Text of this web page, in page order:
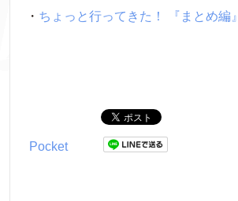
・ ちょっと行ってきた！ 『まとめ編』
Pocket